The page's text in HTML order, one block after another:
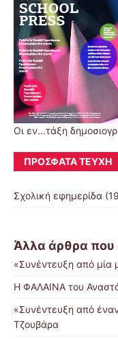
Οι εν...τάξη
ΠΡΌΣΦΑΤΑ ΤΕΎΧΗ
Σχολική εφημερίδα
Άλλα άρθρα που
«Συνέντευξη από μία
Η ΦΑΛΑΙΝΑ του
«Συνέντευξη από
Τζουβάρα